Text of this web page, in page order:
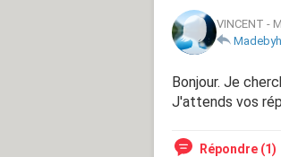
VINCENT -
Bonjour. Je
J'attends vos
Répondre (1)